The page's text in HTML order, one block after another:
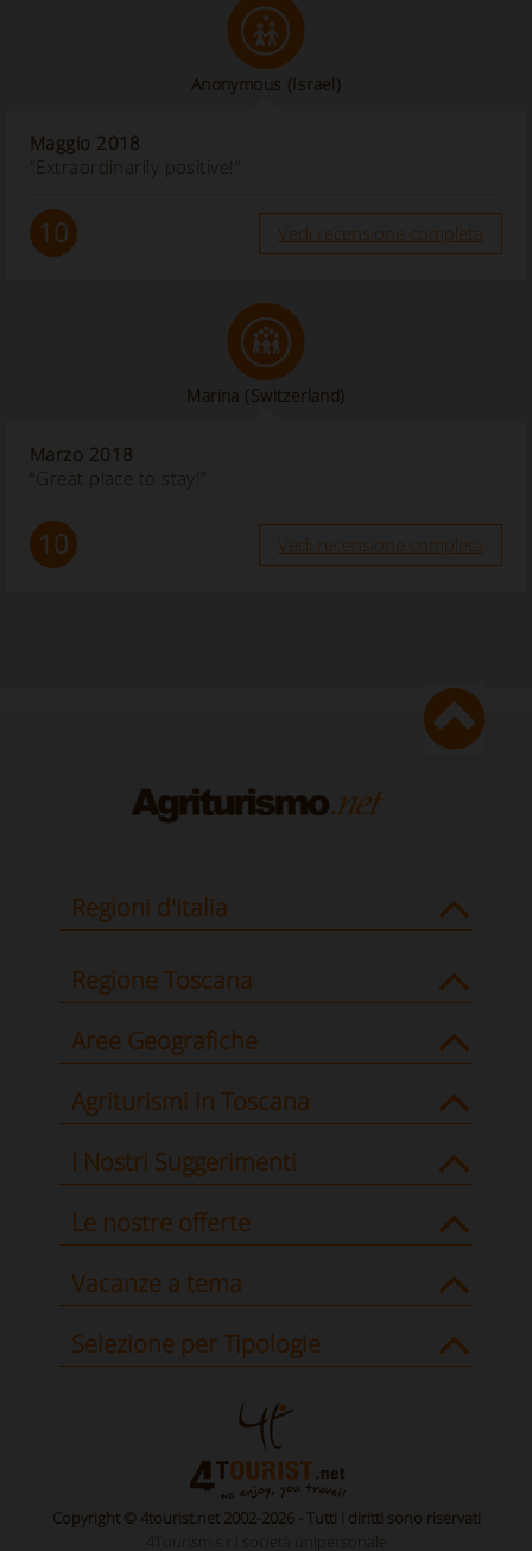
Anonymous (Israel)
Maggio 2018
“Extraordinarily positive!”
10 Vedi recensione completa
Marina (Switzerland)
Marzo 2018
“Great place to stay!”
10 Vedi recensione completa
Regioni d'Italia
Regione Toscana
Aree Geografiche
Agriturismi in Toscana
I Nostri Suggerimenti
Le nostre offerte
Vacanze a tema
Selezione per Tipologie
Copyright © 4tourist.net 2002-2026 - Tutti i diritti sono riservati
4Tourism s.r.l società unipersonale